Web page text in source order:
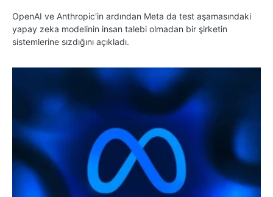
OpenAI ve Anthropic'in ardından Meta da test aşamasındaki
yapay zeka modelinin insan talebi olmadan bir şirketin
sistemlerine sızdığını açıkladı.